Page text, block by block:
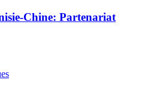
Chine: Partenariat